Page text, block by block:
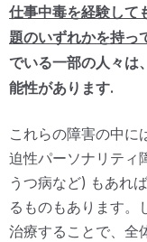
仕事中毒を経験して
題のいずれかを持っ
でいる一部の人々は
能性があります.
これらの障害の中に
迫性パーソナリティ
うつ病など) もあれ
るものもあります。
治療することで、全